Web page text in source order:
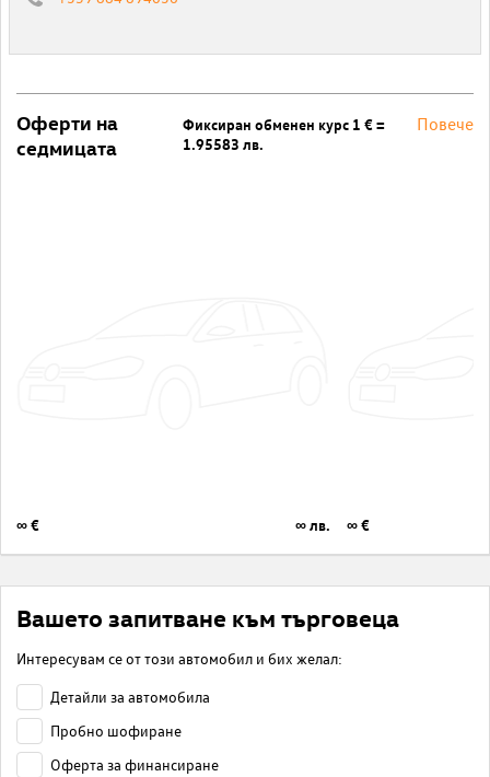
Оферти на
седмицата
Фиксиран обменен курс 1 € =
1.95583 лв.
Повече
∞ € ∞ лв. ∞ €
Вашето запитване към търговеца
Интересувам се от този автомобил и бих желал:
Детайли за автомобила
Пробно шофиране
Оферта за финансиране